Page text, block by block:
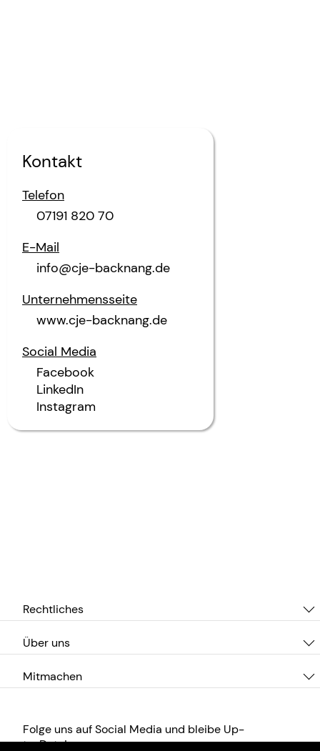
Kontakt
Telefon
07191 820 70
E-Mail
info@cje-backnang.de
Unternehmensseite
www.cje-backnang.de
Social Media
Facebook
LinkedIn
Instagram
Rechtliches
Über uns
Mitmachen
Folge uns auf Social Media und bleibe Up-
to-Date!